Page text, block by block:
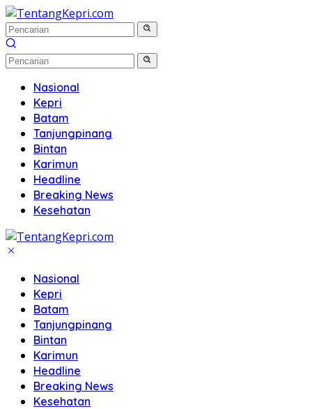
Langsung
ke
konten
Nasional
Kepri
Batam
Tanjungpinang
Bintan
Karimun
Headline
Breaking News
Kesehatan
Nasional
Kepri
Batam
Tanjungpinang
Bintan
Karimun
Headline
Breaking News
Kesehatan